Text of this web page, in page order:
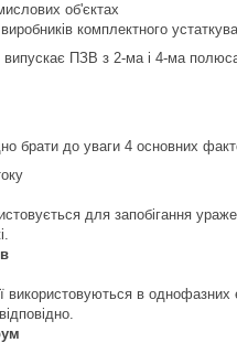
об'єктах
комплектного
випускає ПЗВ з 2-ма і 4-ма
брати до уваги 4 основних
для запобігання
використовуються в